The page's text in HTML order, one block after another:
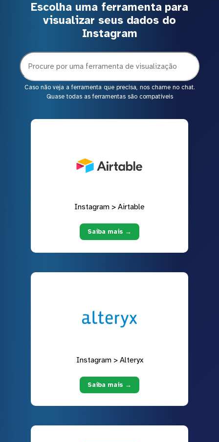
Escolha uma ferramenta para
visualizar seus dados do
Instagram
Caso não veja a ferramenta que precisa, nos chame no chat.
Quase todas as ferramentas são compatíveis
Instagram > Airtable
Saiba mais →
Instagram > Alteryx
Saiba mais →